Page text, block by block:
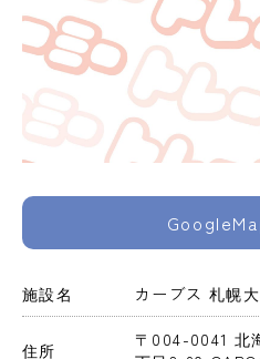
施設名 カーブス 札幌
住所
〒004-0041 北